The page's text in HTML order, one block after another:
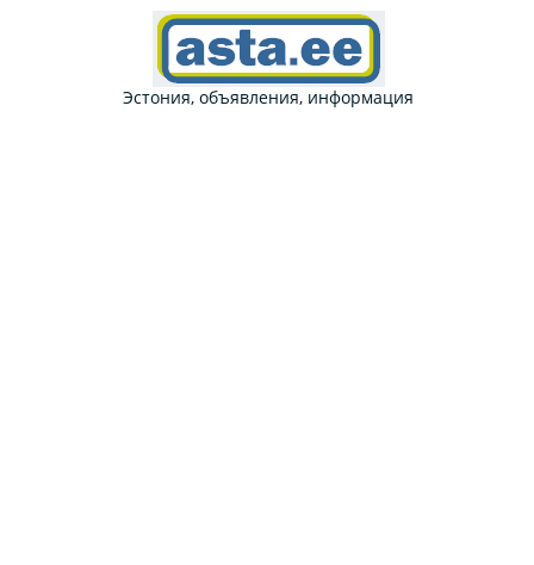
Эстония, объявления, информация